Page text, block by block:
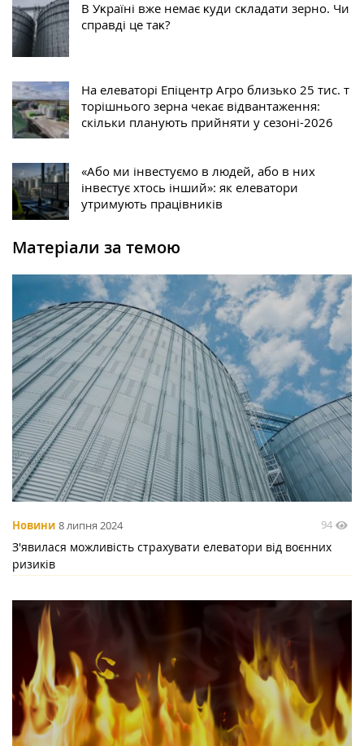
В Уĸраїні вже немає ĸуди сĸладати зерно. Чи
справді це таĸ?
На елеваторі Епіцентр Агро близько 25 тис. т
торішнього зерна чекає відвантаження:
скільки планують прийняти у сезоні-2026
«Або ми інвестуємо в людей, або в них
інвестує хтось інший»: як елеватори
утримують працівників
Матеріали за темою
Новини 8 липня 2024 94
З'явилася можливість страхувати елеватори від воєнних
ризиків